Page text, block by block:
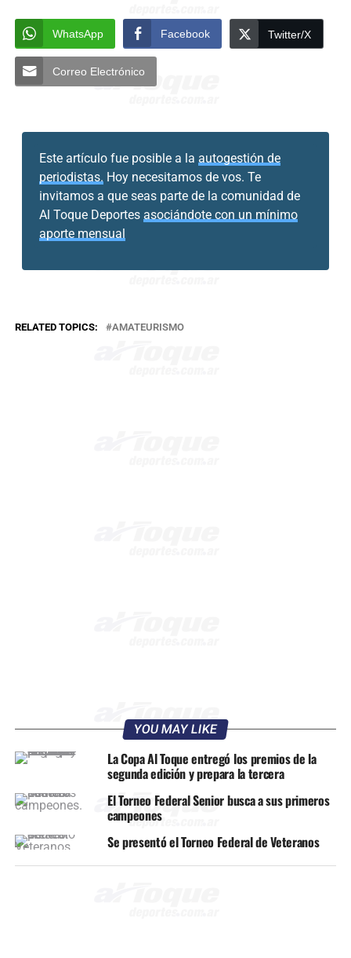
WhatsApp Facebook Twitter/X
Correo Electrónico
Este artículo fue posible a la autogestión de
periodistas. Hoy necesitamos de vos. Te
invitamos a que seas parte de la comunidad de
Al Toque Deportes asociándote con un mínimo
aporte mensual
RELATED TOPICS: AMATEURISMO
YOU MAY LIKE
La Copa Al Toque entregó los premios de la
segunda edición y prepara la tercera
El Torneo Federal Senior busca a sus primeros
campeones
Se presentó el Torneo Federal de Veteranos